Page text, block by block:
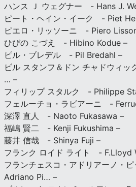
ハンス Ｊ ウェグナー - Hans J.
ピート・ヘイン・イーク - Piet
ピエロ・リッソーニ - Piero
ひびの こづえ - Hibino Kodue –
ピル・ブレデル - Pil Bredahl –
ビル スタンフ＆ドン チャドウィ
… –
フィリップ スタルク - Philippe
フェルーチョ・ラビアーニ -
深澤 直人 - Naoto Fukasawa –
福嶋 賢二 - Kenji Fukushima –
藤井 信哉 - Shinya Fuji –
フランク ロイド ライト - F.Lloyd
フランチェスコ・アドリアーノ・
Adriano Pi… –